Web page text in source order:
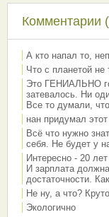
Комментарии
А кто напал то,
Что с планетой не
Это ГЕНИАЛЬНО
затевалось. Ни
Все то думали,
нан придумал
Всё что нужно
себя. Не будет у
Интересно - 20
И зарплата
достаточности.
Не ну, а что?
Экологично